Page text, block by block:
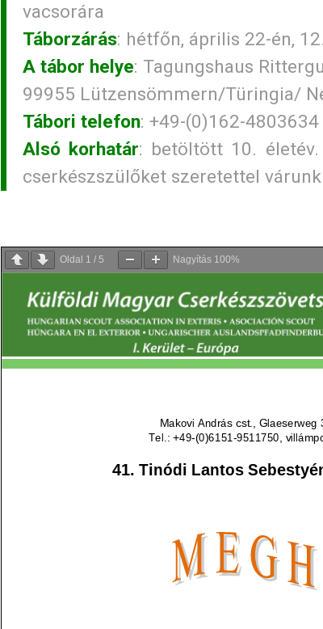
vacsorára
Táborzárás: hétfőn, április 22-én,
A tábor helye: Tagungshaus
99955 Lützensömmern/Türingia/
Tábori telefon: +49-(0)162-4803634
Alsó korhatár: betöltött 10.
cserkészszülőket szeretettel
Oldal 1 / 5 Nagyítás 100%